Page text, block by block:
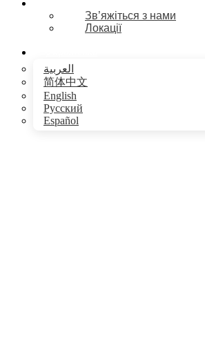
Зв’яжіться з нами
Локації
العربية
简体中文
English
Русский
Español